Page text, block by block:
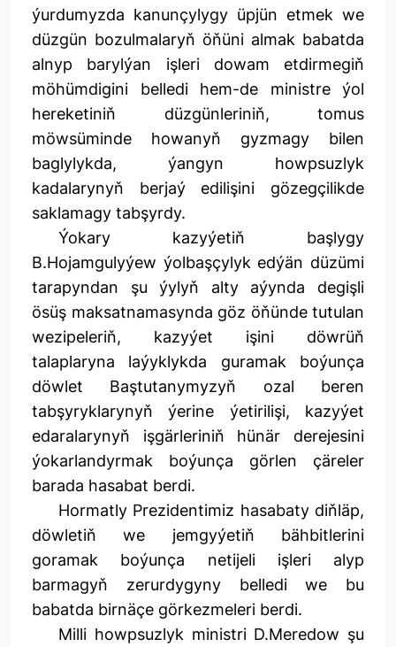
ýurdumyzda kanunçylygy üpjün etmek we
düzgün bozulmalaryň öňüni almak babatda
alnyp barylýan işleri dowam etdirmegiň
möhümdigini belledi hem-de ministre ýol
hereketiniň düzgünleriniň, tomus
möwsüminde howanyň gyzmagy bilen
baglylykda, ýangyn howpsuzlyk
kadalarynyň berjaý edilişini gözegçilikde
saklamagy tabşyrdy.
Ýokary kazyýetiň başlygy
B.Hojamgulyýew ýolbaşçylyk edýän düzümi
tarapyndan şu ýylyň alty aýynda degişli
ösüş maksatnamasynda göz öňünde tutulan
wezipeleriň, kazyýet işini döwrüň
talaplaryna laýyklykda guramak boýunça
döwlet Baştutanymyzyň ozal beren
tabşyryklarynyň ýerine ýetirilişi, kazyýet
edaralarynyň işgärleriniň hünär derejesini
ýokarlandyrmak boýunça görlen çäreler
barada hasabat berdi.
Hormatly Prezidentimiz hasabaty diňläp,
döwletiň we jemgyýetiň bähbitlerini
goramak boýunça netijeli işleri alyp
barmagyň zerurdygyny belledi we bu
babatda birnäçe görkezmeleri berdi.
Milli howpsuzlyk ministri D.Meredow şu